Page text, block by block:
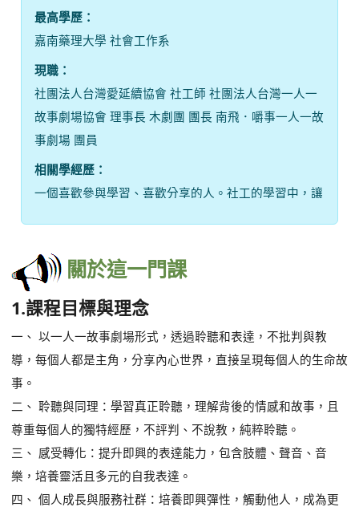
一、 以一人一故事劇場形式，透過聆聽和表達，不批判與教
導，每個人都是主角，分享內心世界，直接呈現每個人的生命故
二、 聆聽與同理：學習真正聆聽，理解背後的情感和故事，且
尊重每個人的獨特經歷，不評判、不說教，純粹聆聽。
三、 感受轉化：提升即興的表達能力，包含肢體、聲音、音
樂，培養靈活且多元的自我表達。
四、 個人成長與服務社群：培養即興彈性，觸動他人，成為更
好的自己，並且能服務社群。
黃鈺迪老師專訪
https://www.youtube.com/watch?
v=qaF3Qp5wzEk
播
各週課程規劃